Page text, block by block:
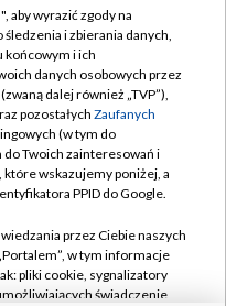
TVP
aby wyrazić zgody na
i zbierania danych,
końcowym i ich
danych osobowych przez
dalej również „TVP”),
pozostałych Zaufanych
(w tym do
Twoich zainteresowań i
wskazujemy poniżej, a
PPID do Google.
przez Ciebie naszych
w tym informacje
pliki cookie, sygnalizatory
świadczenie